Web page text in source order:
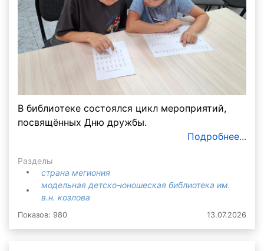
В библиотеке состоялся цикл мероприятий,
посвящённых Дню дружбы.
Подробнее...
Разделы
страна мегиония
модельная детско-юношеская библиотека им.
в.н. козлова
Показов: 980 13.07.2026